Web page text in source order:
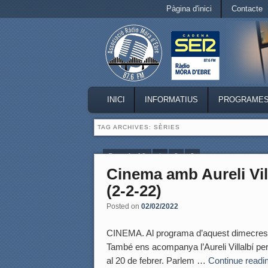
Pàgina d'inici Contacte
MAIN MENU
SKIP TO PRIMARY CONTENT
SKIP TO SECONDARY CONTENT
INICI INFORMATIUS PROGRAMES
TAG ARCHIVES: SÈRIES
Page 1 of 3 1 2 3
Cinema amb Aureli
(2-2-22)
Posted on 02/02/2022
CINEMA. Al programa d’aquest
També ens acompanya l’Aureli Villalbí
al 20 de febrer. Parlem … Continue